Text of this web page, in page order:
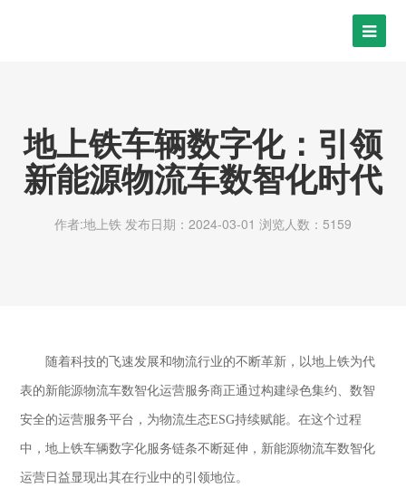
地上铁车辆数字化：引领
新能源物流车数智化时代
作者:地上铁 发布日期：2024-03-01 浏览人数：5159
随着科技的飞速发展和物流行业的不断革新，以地上铁为代
表的新能源物流车数智化运营服务商正通过构建绿色集约、数智
安全的运营服务平台，为物流生态ESG持续赋能。在这个过程
中，地上铁车辆数字化服务链条不断延伸，新能源物流车数智化
运营日益显现出其在行业中的引领地位。